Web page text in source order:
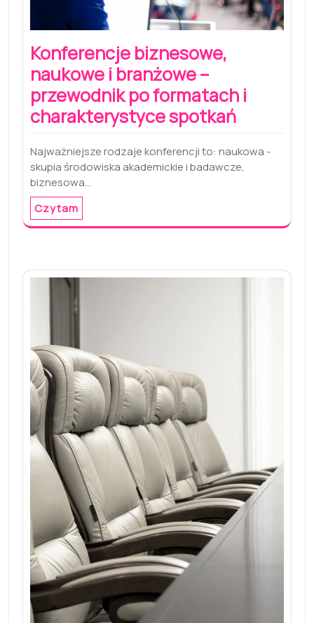
Konferencje biznesowe,
naukowe i branżowe –
przewodnik po formatach i
charakterystyce spotkań
Najważniejsze rodzaje konferencji to: naukowa -
skupia środowiska akademickie i badawcze,
biznesowa…
Czytam